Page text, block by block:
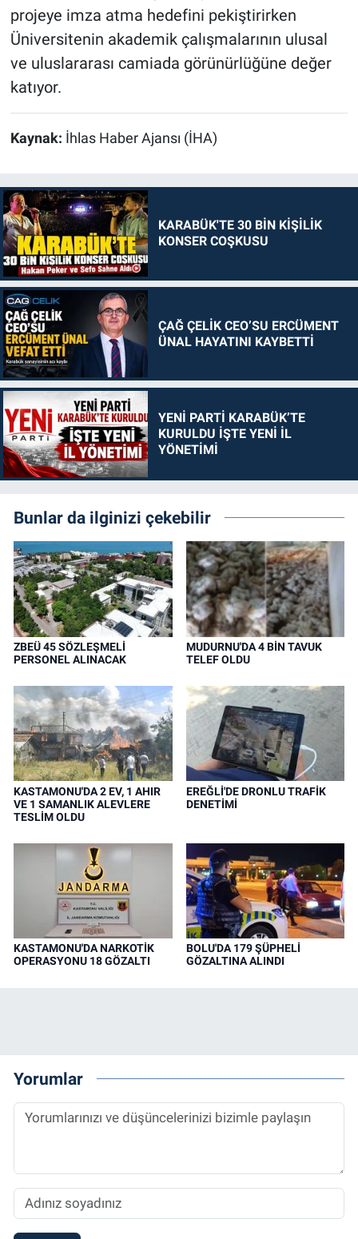
projeye imza atma hedefini pekiştirirken
Üniversitenin akademik çalışmalarının ulusal
ve uluslararası camiada görünürlüğüne değer
katıyor.
Kaynak: İhlas Haber Ajansı (İHA)
KARABÜK'TE 30 BİN KİŞİLİK
KONSER COŞKUSU
ÇAĞ ÇELİK CEO’SU ERCÜMENT
ÜNAL HAYATINI KAYBETTİ
YENİ PARTİ KARABÜK’TE
KURULDU İŞTE YENİ İL
YÖNETİMİ
Bunlar da ilginizi çekebilir
ZBEÜ 45 SÖZLEŞMELİ
PERSONEL ALINACAK
MUDURNU'DA 4 BİN TAVUK
TELEF OLDU
KASTAMONU'DA 2 EV, 1 AHIR
VE 1 SAMANLIK ALEVLERE
TESLİM OLDU
EREĞLİ'DE DRONLU TRAFİK
DENETİMİ
KASTAMONU'DA NARKOTİK
OPERASYONU 18 GÖZALTI
BOLU'DA 179 ŞÜPHELİ
GÖZALTINA ALINDI
Yorumlar